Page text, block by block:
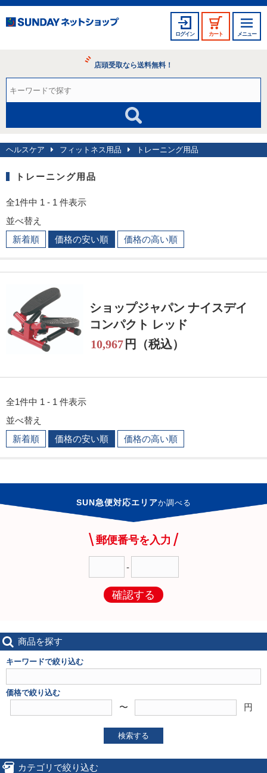
ログイン カート メニュー
店頭受取なら送料無料！
ヘルスケア フィットネス用品 トレーニング用品
トレーニング用品
全1件中 1 - 1 件表示
並べ替え
新着順
価格の安い順 価格の高い順
ショップジャパン ナイスデイ
コンパクト レッド
10,967 円（税込）
全1件中 1 - 1 件表示
並べ替え
新着順
価格の安い順 価格の高い順
SUN急便対応エリアか調べる
郵便番号を入力
-
確認する
商品を探す
キーワードで絞り込む
価格で絞り込む
〜 円
検索する
カテゴリで絞り込む